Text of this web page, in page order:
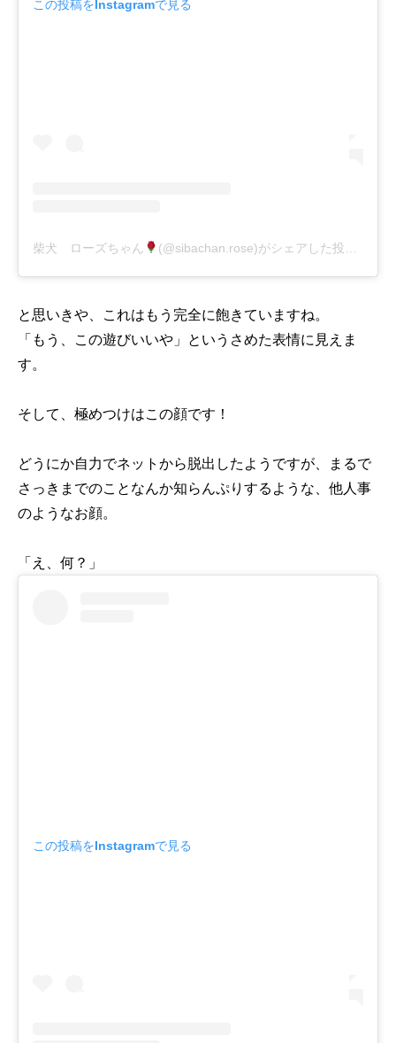
この投稿をInstagramで見る
柴犬 ローズちゃん (@sibachan.rose)がシェアした投稿
と思いきや、これはもう完全に飽きていますね。
「もう、この遊びいいや」というさめた表情に見えま
す。
そして、極めつけはこの顔です！
どうにか自力でネットから脱出したようですが、ま るで
さっきまでのことなんか知らんぷりするような、他人事
のようなお顔。
「え、何？」
この投稿をInstagramで見る